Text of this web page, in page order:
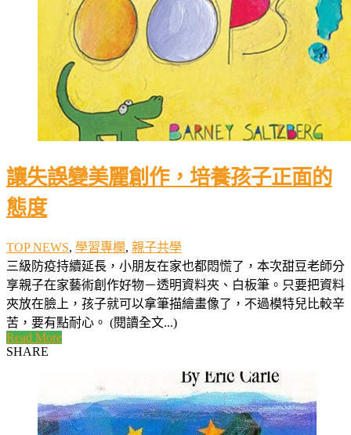
讓失誤變美麗創作，培養孩子正面的
態度
TOP NEWS, 學習專欄, 親子共學
三級防疫持續延長，小朋友在家也都悶慌了，本次甜豆老師分
享親子在家藝術創作好物－透明資料夾、白板筆。只要把資料
夾放在臉上，孩子就可以拿筆描繪畫像了，不過模特兒比較辛
苦，要有點耐心。 (閱讀全文...)
Read More
SHARE